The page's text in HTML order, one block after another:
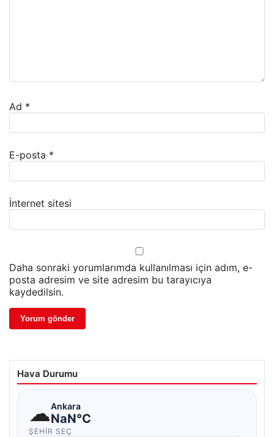
Ad *
E-posta *
İnternet sitesi
Daha sonraki yorumlarımda kullanılması için adım, e-
posta adresim ve site adresim bu tarayıcıya
kaydedilsin.
Hava Durumu
☁Ankara
NaN°C
ŞEHIR SEÇ